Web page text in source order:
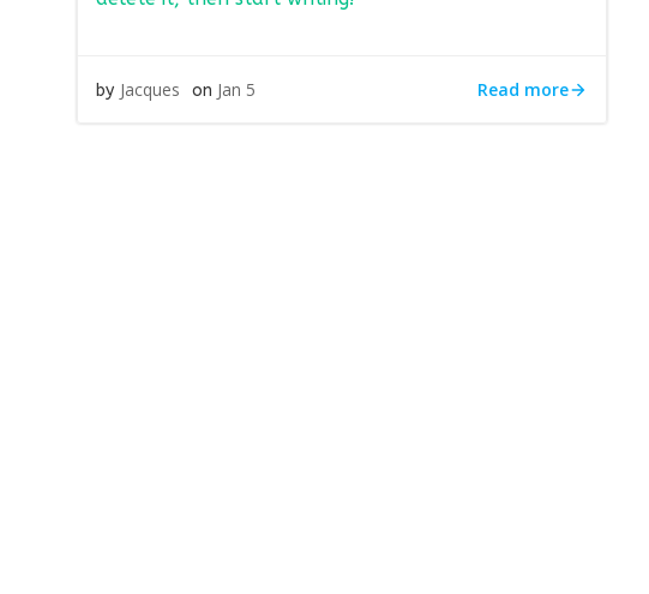
by Jacques on Jan 5 Read more